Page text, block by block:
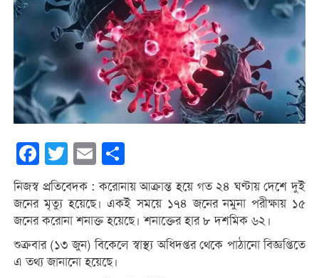
Facebook
Twitter Email
নিজস্ব প্রতিবেদক : করোনায় আক্রান্ত হয়ে গত ২৪ ঘণ্টায় দেশে দুই
জনের মৃত্যু হয়েছে। একই সময়ে ১৭৪ জনের নমুনা পরীক্ষায় ১৫
জনের করোনা শনাক্ত হয়েছে। শনাক্তের হার ৮ দশমিক ৬২।
শুক্রবার (১৩ জুন) বিকেলে স্বাস্থ্য অধিদপ্তর থেকে পাঠানো বিজ্ঞপ্তিতে
এ তথ্য জানানো হয়েছে।